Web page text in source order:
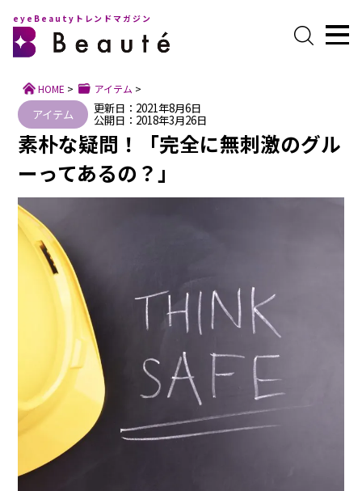
eyeBeautyトレンドマガジン
HOME > アイテム >
アイテム 更新日：2021年8月6日
公開日：2018年3月26日
素朴な疑問！「完全に無刺激のグル
ーってあるの？」